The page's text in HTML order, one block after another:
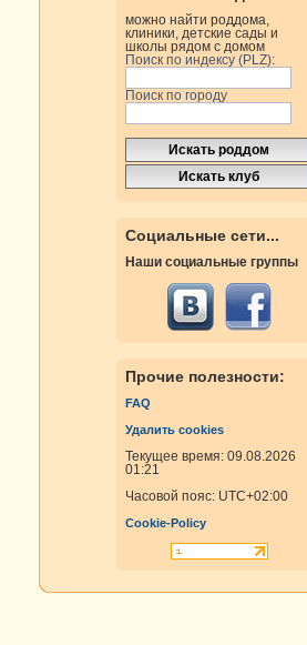
можно найти роддома,
клиники, детские сады и
школы рядом с домом
Поиск по индексу (PLZ):
Поиск по городу
Социальные сети...
Наши социальные группы
Прочие полезности:
FAQ
Удалить cookies
Текущее время: 09.08.2026
01:21
Часовой пояс: UTC+02:00
Cookie-Policy